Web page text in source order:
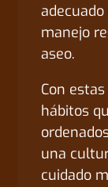
manejo
aseo.
Con
hábitos
una
cuidado